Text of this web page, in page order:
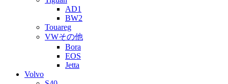
AD1
BW2
Touareg
VWその他
Bora
EOS
Jetta
Volvo